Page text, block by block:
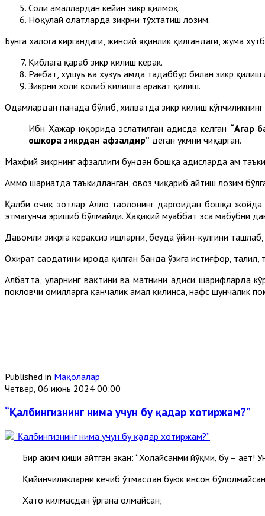
Солиҳ амаллардан кейин зикр қилмоқ.
Ноқулай ҳолатларда зикрни тўхтатиш лозим.
Бунга халога киргандаги, жинсий яқинлик қилгандаги, жума
Қиблага қараб зикр қилиш керак.
Рағбат, хушуъ ва хузуъ ҳамда тадаббур билан зикр
Зикрни холи қолиб қилишга ҳаракат қилиш.
Одамлардан панада бўлиб, хилватда зикр қилиш
Ибн Ҳажар юқорида эслатилган ҳадисда келган “Агар
ошкора зикрдан афзалдир” деган ҳукмни чиқарган.
Махфий зикрнинг афзаллиги бундан бошқа ҳадисларда ҳам
Аммо шариатда таъкидланган, овоз чиқариб айтиш лозим
Қалби очиқ зотлар Аллоҳ таолонинг даргоҳидан бошқа жойда
этмагунча эришиб бўлмайди. Ҳақиқий муҳаббат эса маҳбубни
Давомли зикрга кераксиз ишларни, беҳуда ўйин-кулгини
Охират саодатини ирода қилган банда ўзига истиғфор,
Албатта, уларнинг вақтини ва матнини ҳадиси шарифларда
покловчи омилларга қанчалик амал қилинса, нафс шунчалик
Published in Мақолалар
Четвер, 06 июнь 2024 00:00
“Қалбингизнинг нима учун бу қадар хотиржам?”
Бир ҳаким киши айтган экан: “Хоҳлайсанми йўқми, бу –
Қийинчиликларни кечиб ўтмасдан буюк инсон
Хато қилмасдан ўргана олмайсан;